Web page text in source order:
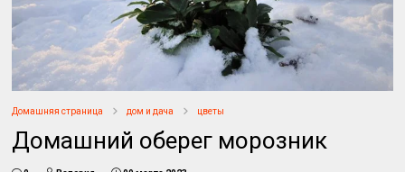
Домашняя страница дом и дача цветы
Домашний оберег морозник